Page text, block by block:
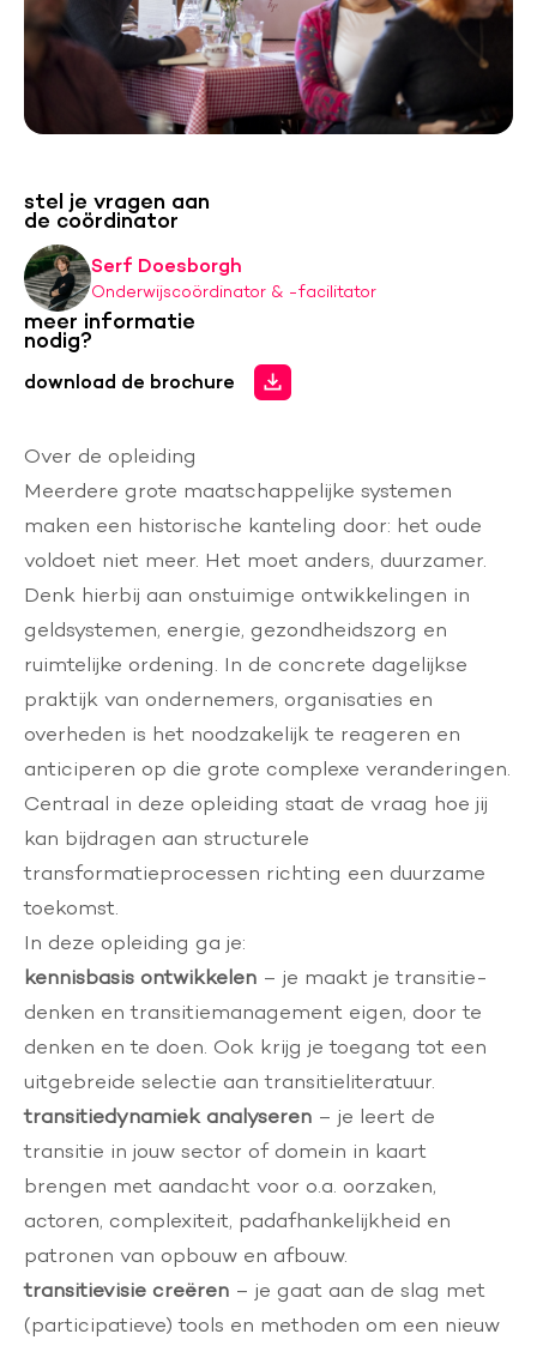
stel je vragen aan
de coördinator
Serf Doesborgh
Onderwijscoördinator & -facilitator
meer informatie
nodig?
download de brochure
Over de opleiding
Meerdere grote maatschappelijke systemen
maken een historische kanteling door: het oude
voldoet niet meer. Het moet anders, duurzamer.
Denk hierbij aan onstuimige ontwikkelingen in
geldsystemen, energie, gezondheidszorg en
ruimtelijke ordening. In de concrete dagelijkse
praktijk van ondernemers, organisaties en
overheden is het noodzakelijk te reageren en
anticiperen op die grote complexe veranderingen.
Centraal in deze opleiding staat de vraag hoe jij
kan bijdragen aan structurele
transformatieprocessen richting een duurzame
toekomst.
In deze opleiding ga je:
kennisbasis ontwikkelen – je maakt je transitie-
denken en transitiemanagement eigen, door te
denken en te doen. Ook krijg je toegang tot een
uitgebreide selectie aan transitieliteratuur.
transitiedynamiek analyseren – je leert de
transitie in jouw sector of domein in kaart
brengen met aandacht voor o.a. oorzaken,
actoren, complexiteit, padafhankelijkheid en
patronen van opbouw en afbouw.
transitievisie creëren – je gaat aan de slag met
(participatieve) tools en methoden om een nieuw